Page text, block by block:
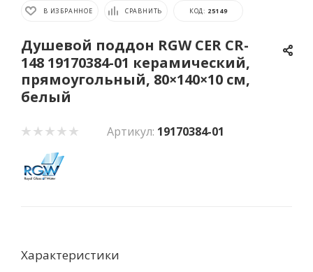
В ИЗБРАННОЕ СРАВНИТЬ КОД: 25149
Душевой поддон RGW CER CR-
148 19170384-01 керамический,
прямоугольный, 80×140×10 см,
белый
Артикул: 19170384-01
Характеристики